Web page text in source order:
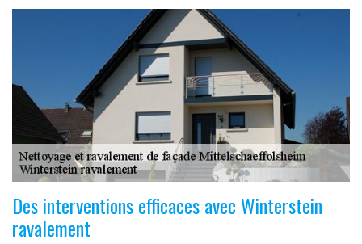
Des interventions efficaces avec Winterstein
ravalement